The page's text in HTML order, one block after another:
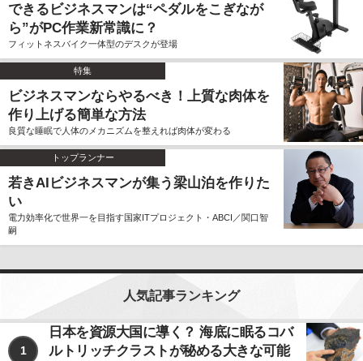
できるビジネスマンは“ペダルをこぎなが
ら”がPC作業新常識に？
フィットネスバイク一体型のデスクが登場
特集
ビジネスマンならやるべき！上質な肉体を
作り上げる簡単な方法
良質な睡眠で人体のメカニズムを整えれば肉体が変わる
トップランナー
若きAIビジネスマンが集う梁山泊を作りた
い
電力効率化で世界一を目指す国家ITプロジェクト・ABCI／関口智
嗣
人気記事ランキング
1
日本を資源大国に導く？ 海底に眠るコバ
ルトリッチクラストが秘める大きな可能